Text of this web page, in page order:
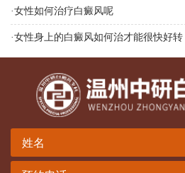
·女性如何治疗白癜风呢
·女性身上的白癜风如何治才能很快好转